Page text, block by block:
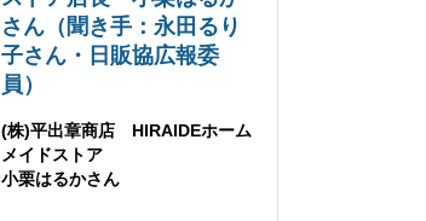
さん（聞き手：永田るり
子さん・日販協広報委
員）
(株)平出章商店 HIRAIDEホーム
メイドストア
小栗はるかさん